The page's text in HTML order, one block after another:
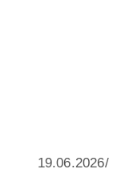
19.06.2026/